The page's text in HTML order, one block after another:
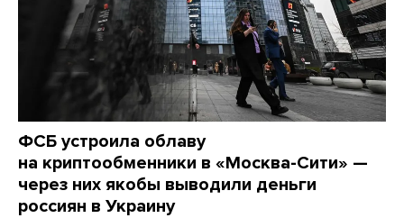
ФСБ устроила облаву
на криптообменники в «Москва-Сити» —
через них якобы выводили деньги
россиян в Украину